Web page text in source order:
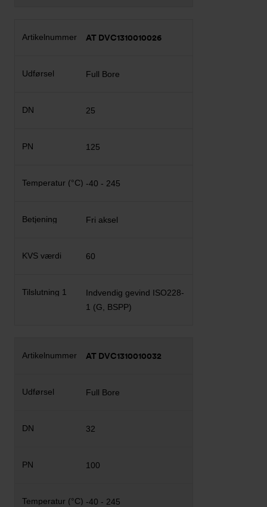
AT DVC1310010026
Full Bore
25
125
-40 - 245
Fri aksel
60
Indvendig gevind ISO228-
1 (G, BSPP)
AT DVC1310010032
Full Bore
32
100
-40 - 245